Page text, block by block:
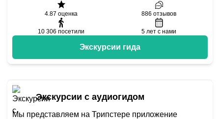
4.87 оценка 886 отзывов
10 306 посетили 5 лет с нами
Экскурсии гида
Экскурсии с аудиогидом
Мы представляем на Трипстере приложение